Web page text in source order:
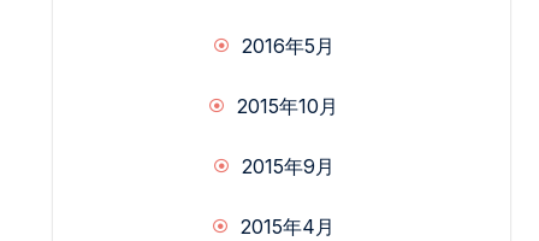
2016年5月
2015年10月
2015年9月
2015年4月